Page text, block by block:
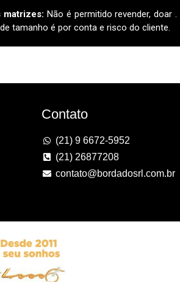
matrizes: Não é permitido revender, doar
tamanho é por conta e risco do cliente.
Contato
(21) 9 6672-5952
(21) 26877208
contato@bordadosrl.com.br